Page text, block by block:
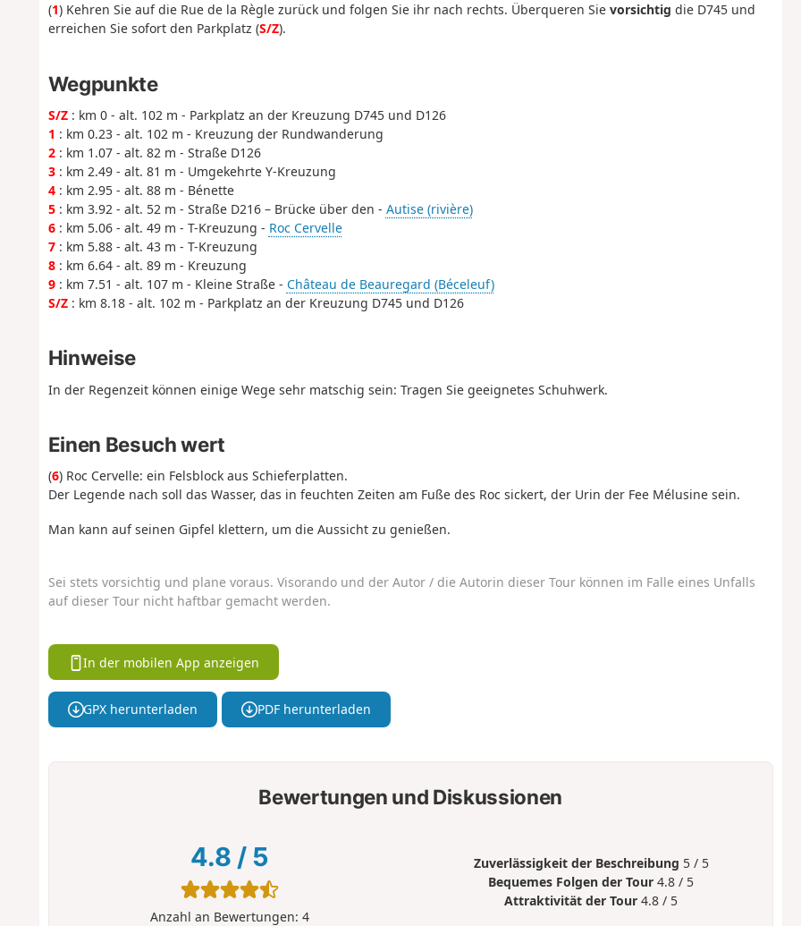
(1) Kehren Sie auf die Rue de la Règle zurück und folgen Sie ihr nach rechts. Überqueren Sie vorsichtig die D745 und
erreichen Sie sofort den Parkplatz (S/Z).
Wegpunkte
S/Z: km 0 - alt. 102 m - Parkplatz an der Kreuzung D745 und D126
1 : km 0.23 - alt. 102 m - Kreuzung der Rundwanderung
2: km 1.07 - alt. 82 m - Straße D126
3: km 2.49 - alt. 81 m - Umgekehrte Y-Kreuzung
4: km 2.95 - alt. 88 m - Bénette
5: km 3.92 - alt. 52 m - Straße D216 – Brücke über den - Autise (rivière)
6: km 5.06 - alt. 49 m - T-Kreuzung - Roc Cervelle
7: km 5.88 - alt. 43 m - T-Kreuzung
8: km 6.64 - alt. 89 m - Kreuzung
9: km 7.51 - alt. 107 m - Kleine Straße - Château de Beauregard (Béceleuf)
S/Z: km 8.18 - alt. 102 m - Parkplatz an der Kreuzung D745 und D126
Hinweise
In der Regenzeit können einige Wege sehr matschig sein: Tragen Sie geeignetes Schuhwerk.
Einen Besuch wert
(6) Roc Cervelle: ein Felsblock aus Schieferplatten.
Der Legende nach soll das Wasser, das in feuchten Zeiten am Fuße des Roc sickert, der Urin der Fee Mélusine sein.
Man kann auf seinen Gipfel klettern, um die Aussicht zu genießen.
Sei stets vorsichtig und plane voraus. Visorando und der Autor / die Autorin dieser Tour können im Falle eines Unfalls
auf dieser Tour nicht haftbar gemacht werden.
In der mobilen App anzeigen
GPX herunterladen PDF herunterladen
Bewertungen und Diskussionen
4.8 / 5
Anzahl an Bewertungen: 4
Zuverlässigkeit der Beschreibung 5 / 5
Bequemes Folgen der Tour 4.8 / 5
Attraktivität der Tour 4.8 / 5